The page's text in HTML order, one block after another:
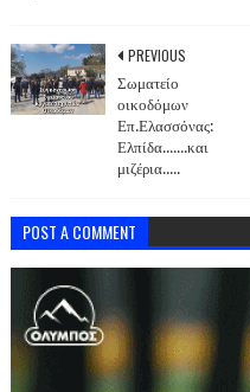
PREVIOUS
Σωματείο
οικοδόμων
Επ.Ελασσόνας:
Ελπίδα.......και
μιζέρια.....
POST A COMMENT